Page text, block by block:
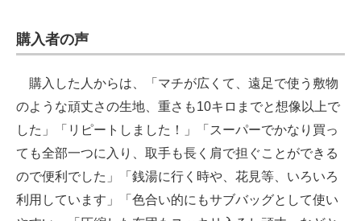
購入者の声
購入した人からは、「マチが広くて、遠足で使う敷物
のような頑丈さの生地、重さも10キロまでと想像以上で
した」「リピートしました！」「スーパーでかなり買っ
ても全部一つに入り、取手も長く肩で担ぐことができる
ので便利でした」「銭湯に行く時や、花見等、いろいろ
利用しています」「色合い的にもサブバッグとして使い